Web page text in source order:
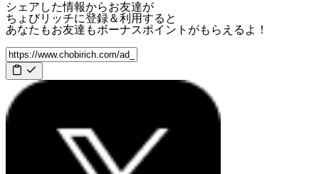
シェアした情報からお友達が
ちょびリッチに登録＆利用すると
あなたもお友達もボーナスポイント がもらえるよ！